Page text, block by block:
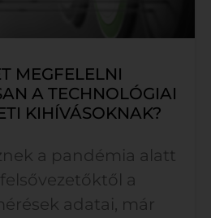
MEGFELELNI
A TECHNOLÓGIAI
KIHÍVÁSOKNAK?
a pandémia alatt
a
adatai, már